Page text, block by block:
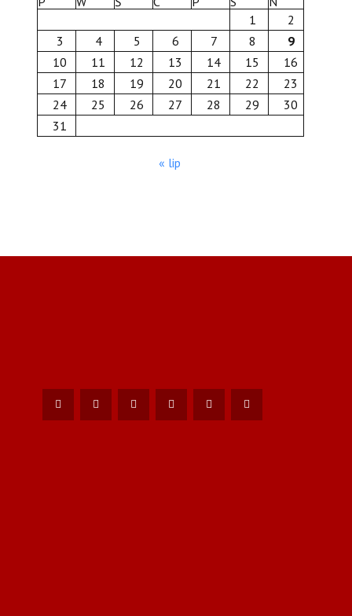
1
2
3
4 5 6 7 8
9
10
11 12 13 14 15
16
17
18 19 20 21 22
23
24
25 26 27 28 29
30
31
« lip